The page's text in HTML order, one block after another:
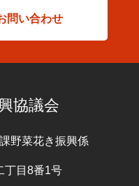
問い合わせ
協議会
野菜花き振興係
目8番1号